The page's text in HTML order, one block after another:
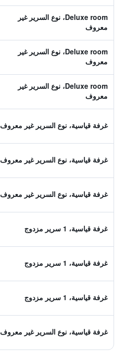
Deluxe room، نوع السرير غير
معروف
Deluxe room، نوع السرير غير
معروف
Deluxe room، نوع السرير غير
معروف
غرفة قياسية، نوع السرير غير معروف
غرفة قياسية، نوع السرير غير معروف
غرفة قياسية، نوع السرير غير معروف
غرفة قياسية، 1 سرير مزدوج
غرفة قياسية، 1 سرير مزدوج
غرفة قياسية، 1 سرير مزدوج
غرفة قياسية، نوع السرير غير معروف